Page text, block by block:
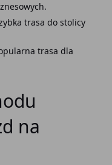
trasa do stolicy
trasa dla
na